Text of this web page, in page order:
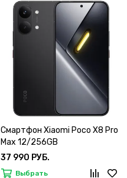
Смартфон Xiaomi Poco X8 Pro
Max 12/256GB
37 990 РУБ.
Выбрать